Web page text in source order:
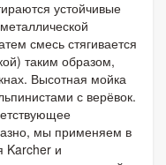
устойчивые
смесь стягивается
таким образом,
Высотная мойка
с верёвок.
мы применяем в
Karcher и